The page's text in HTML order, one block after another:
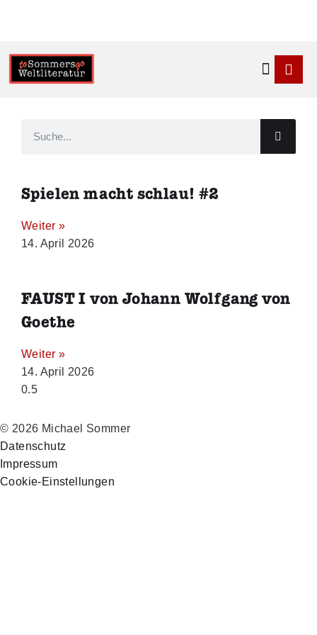
Spielen macht schlau! #2
Weiter »
14. April 2026
FAUST I von Johann Wolfgang von
Goethe
Weiter »
14. April 2026
© 2026 Michael Sommer
Datenschutz
Impressum
Cookie-Einstellungen